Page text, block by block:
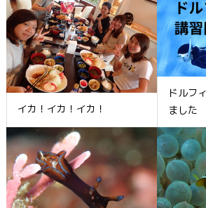
イカ！イカ！イカ！
ドルフ
ました